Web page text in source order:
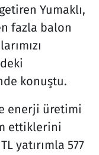
Yumaklı,
fazla balon
konuştu.
enerji üretimi
ettiklerini
yatırımla 577